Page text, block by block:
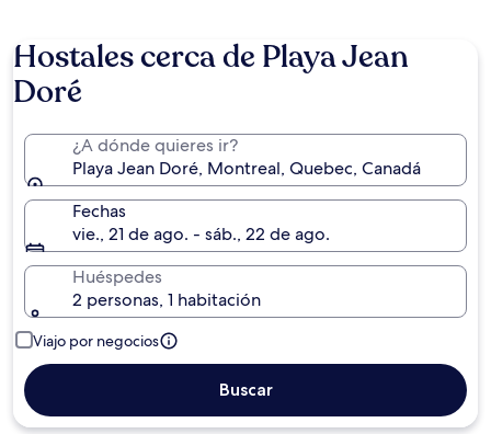
Hostales cerca de Playa Jean
Doré
¿A dónde quieres ir?
Playa Jean Doré, Montreal, Quebec, Canadá
Fechas
vie., 21 de ago. - sáb., 22 de ago.
Huéspedes
2 personas, 1 habitación
Viajo por negocios
Buscar